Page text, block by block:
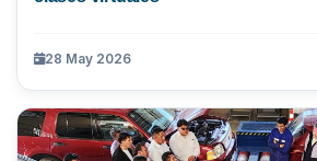
28 May 2026